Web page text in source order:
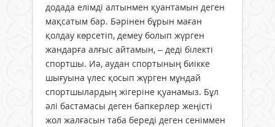
додада елімді алтынмен қуантамын деген
мақсатым бар. Бәрінен бұрын маған
қолдау көрсетіп, демеу болып жүрген
жандарға алғыс айтамын, – деді білекті
спортшы. Иә, аудан спортының биікке
шығуына үлес қосып жүрген мұндай
спортшылардың жігеріне қуанамыз. Бұл
әлі бастамасы деген бапкерлер жеңісті
жол жалғасын таба береді деген сеніммен